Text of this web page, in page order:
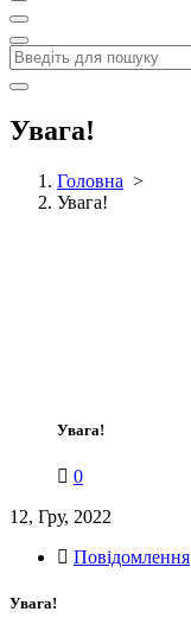
Увага!
Головна >
Увага!
Увага!
0
12, Гру, 2022
Повідомлення
Увага!